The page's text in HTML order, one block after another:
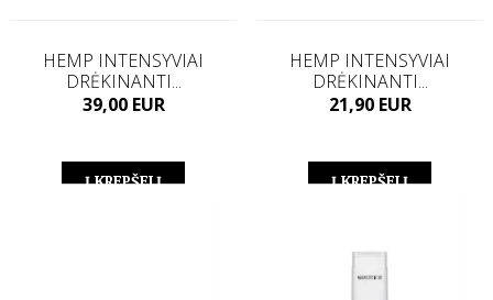
HEMP INTENSYVIAI
DRĖKINANTI...
Kaina
39,00 EUR
Į KREPŠELĮ
HEMP INTENSYVIAI
DRĖKINANTI...
Kaina
21,90 EUR
Į KREPŠELĮ